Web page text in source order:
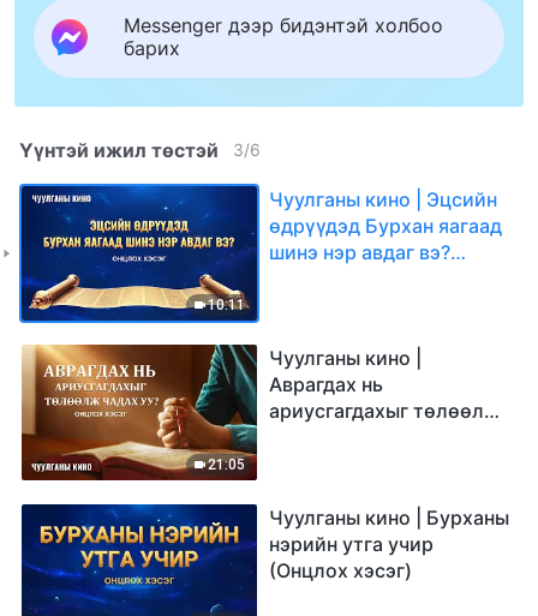
Messenger дээр бидэнтэй холбоо
барих
Үүнтэй ижил төстэй 3/6
10:11
Чуулганы кино | Эцсийн
өдрүүдэд Бурхан яагаад
шинэ нэр авдаг вэ?
21:05
Чуулганы кино |
Аврагдах нь
ариусгагдахыг төлөөлж
Чуулганы кино | Бурханы
нэрийн утга учир
(Онцлох хэсэг)